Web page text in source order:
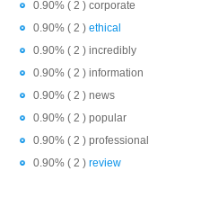
0.90% ( 2 ) corporate
0.90% ( 2 ) ethical
0.90% ( 2 ) incredibly
0.90% ( 2 ) information
0.90% ( 2 ) news
0.90% ( 2 ) popular
0.90% ( 2 ) professional
0.90% ( 2 ) review